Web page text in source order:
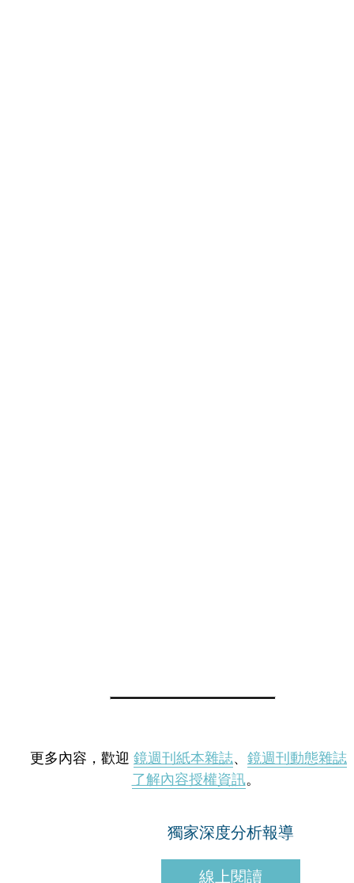
更多內容，歡迎 鏡週刊紙本雜誌、 鏡週刊動態雜誌
了解內容授權資訊。
獨家深度分析報導
線上閱讀